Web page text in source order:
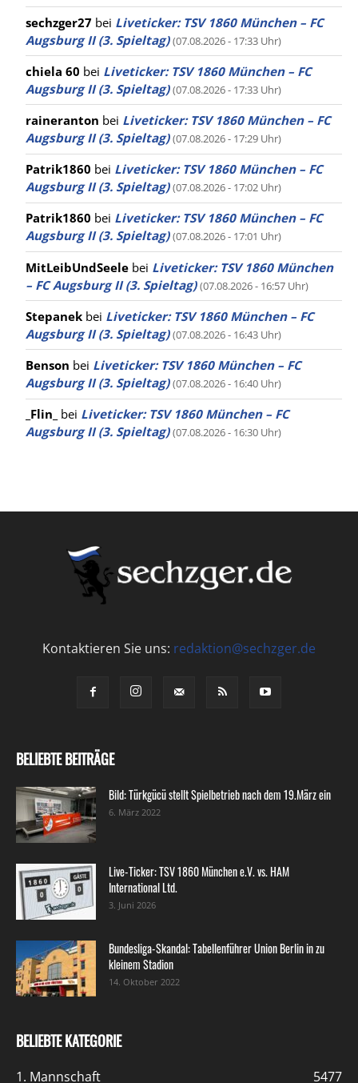
sechzger27 bei Liveticker: TSV 1860 München – FC
Augsburg II (3. Spieltag) (07.08.2026 - 17:33 Uhr)
chiela 60 bei Liveticker: TSV 1860 München – FC
Augsburg II (3. Spieltag) (07.08.2026 - 17:33 Uhr)
raineranton bei Liveticker: TSV 1860 München – FC
Augsburg II (3. Spieltag) (07.08.2026 - 17:29 Uhr)
Patrik1860 bei Liveticker: TSV 1860 München – FC
Augsburg II (3. Spieltag) (07.08.2026 - 17:02 Uhr)
Patrik1860 bei Liveticker: TSV 1860 München – FC
Augsburg II (3. Spieltag) (07.08.2026 - 17:01 Uhr)
MitLeibUndSeele bei Liveticker: TSV 1860 München
– FC Augsburg II (3. Spieltag) (07.08.2026 - 16:57 Uhr)
Stepanek bei Liveticker: TSV 1860 München – FC
Augsburg II (3. Spieltag) (07.08.2026 - 16:43 Uhr)
Benson bei Liveticker: TSV 1860 München – FC
Augsburg II (3. Spieltag) (07.08.2026 - 16:40 Uhr)
_Flin_ bei Liveticker: TSV 1860 München – FC
Augsburg II (3. Spieltag) (07.08.2026 - 16:30 Uhr)
Kontaktieren Sie uns: redaktion@sechzger.de
BELIEBTE BEITRÄGE
Bild: Türkgücü stellt Spielbetrieb nach dem 19.März ein
6. März 2022
Live-Ticker: TSV 1860 München e.V. vs. HAM
International Ltd.
3. Juni 2026
Bundesliga-Skandal: Tabellenführer Union Berlin in zu
kleinem Stadion
14. Oktober 2022
BELIEBTE KATEGORIE
1. Mannschaft 5477